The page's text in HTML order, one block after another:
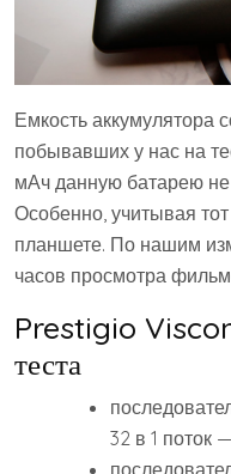
Емкость аккумулятора
побывавших у нас на
мАч данную батарею
Особенно, учитывая
планшете. По нашим
часов просмотра
Prestigio
теста
32 в 1 поток —